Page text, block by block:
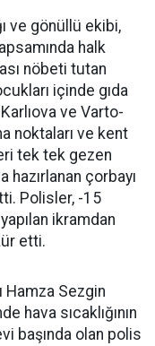
ve gönüllü ekibi,
halk
nöbeti tutan
içinde gıda
ve Varto-
noktaları ve kent
tek tek gezen
hazırlanan çorbayı
Polisler, -15
ikramdan
etti.
Hamza Sezgin
hava sıcaklığının
başında olan polis